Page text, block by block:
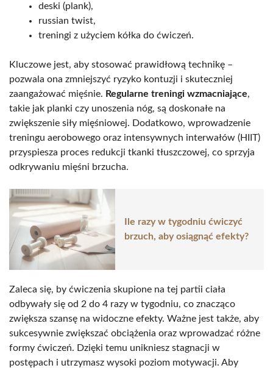
deski (plank),
russian twist,
treningi z użyciem kółka do ćwiczeń.
Kluczowe jest, aby stosować prawidłową technikę –
pozwala ona zmniejszyć ryzyko kontuzji i skuteczniej
zaangażować mięśnie. Regularne treningi wzmacniające,
takie jak planki czy unoszenia nóg, są doskonałe na
zwiększenie siły mięśniowej. Dodatkowo, wprowadzenie
treningu aerobowego oraz intensywnych interwałów (HIIT)
przyspiesza proces redukcji tkanki tłuszczowej, co sprzyja
odkrywaniu mięśni brzucha.
Ile razy w tygodniu ćwiczyć
brzuch, aby osiągnąć efekty?
Zaleca się, by ćwiczenia skupione na tej partii ciała
odbywały się od 2 do 4 razy w tygodniu, co znacząco
zwiększa szansę na widoczne efekty. Ważne jest także, aby
sukcesywnie zwiększać obciążenia oraz wprowadzać różne
formy ćwiczeń. Dzięki temu unikniesz stagnacji w
postępach i utrzymasz wysoki poziom motywacji. Aby